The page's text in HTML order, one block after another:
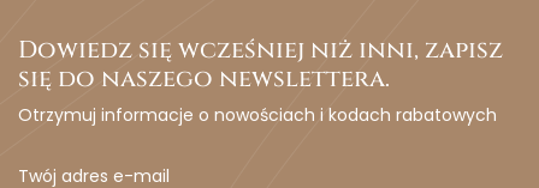
Dowiedz się wcześniej niż inni, zapisz
się do naszego newslettera.
Otrzymuj informacje o nowościach i kodach rabatowych